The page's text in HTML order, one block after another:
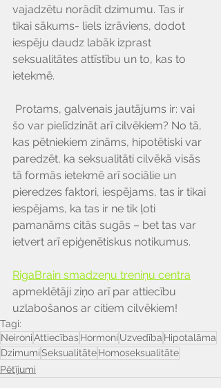
vajadzētu norādīt dzimumu. Tas ir
tikai sākums- liels izrāviens, dodot
iespēju daudz labāk izprast
seksualitātes attīstību un to, kas to
ietekmē.
šo var pielīdzināt arī cilvēkiem? No tā,
kas pētniekiem zināms, hipotētiski var
paredzēt, ka seksualitāti cilvēkā visās
tā formās ietekmē arī sociālie un
pieredzes faktori, iespējams, tas ir tikai
iespējams, ka tas ir ne tik ļoti
pamanāms citās sugās – bet tas var
ietvert arī epiģenētiskus notikumus.
RigaBrain smadzeņu treniņu centra
apmeklētāji ziņo arī par attiecību
uzlabošanos ar citiem cilvēkiem!
Tagi:
NeironiAttiecības Hormoni Uzvedība Hipotalāma
DzimumiSeksualitāteHomoseksualitāte
Pētījumi